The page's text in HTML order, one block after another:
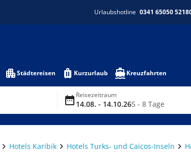
Urlaubshotline 0341 65050
Städtereisen Kurzurlaub Kreuzfahrten
Reisezeitraum
14.08. - 14.10.265 - 8 Tage
Hotels Karibik Hotels Turks- und Caicos-Inseln